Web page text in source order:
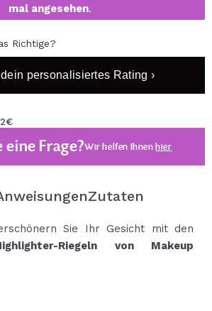
mal angesehen.
Richtige?
personalisiertes Rating ›
eine Frage?Wir helfen Ihnenhier
Zutaten
Sie Ihr Gesicht mit den
Riegeln von Makeup
Rouge- und Highlighterstifte sind